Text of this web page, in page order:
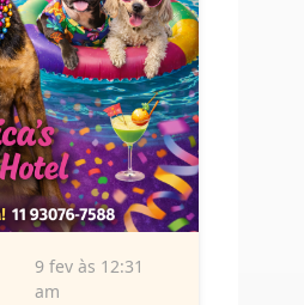
9 fev às 12:31
am